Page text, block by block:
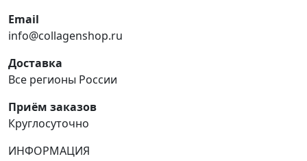
Email
info@collagenshop.ru
Доставка
Все регионы России
Приём заказов
Круглосуточно
ИНФОРМАЦИЯ